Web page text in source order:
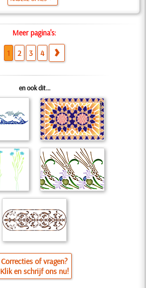
Meer pagina's:
1 2 3 4
en ook dit...
Correcties of vragen?
Klik en schrijf ons nu!